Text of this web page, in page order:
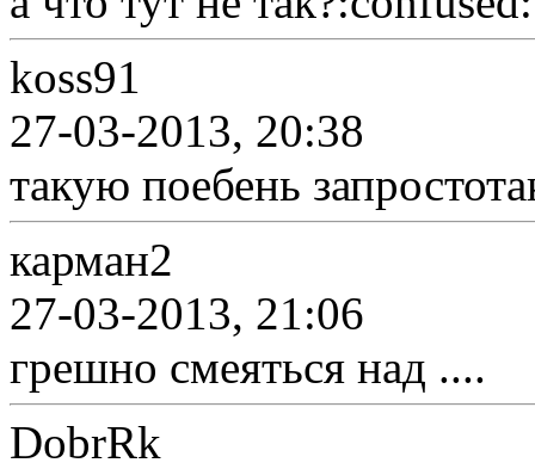
koss91
27-03-2013, 20:38
такую поебень
карман2
27-03-2013, 21:06
грешно смеяться над ....
DobrRk